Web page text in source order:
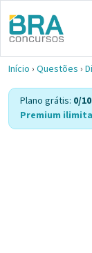
Início › Questões ›
Plano grátis: 0/10
Premium